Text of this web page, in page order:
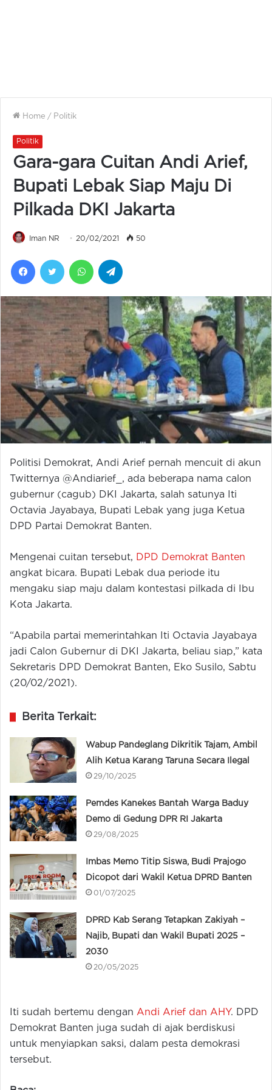
Home / Politik
Politik
Gara-gara Cuitan Andi Arief,
Bupati Lebak Siap Maju Di
Pilkada DKI Jakarta
Iman NR 20/02/2021 50
FacebookTwitter WhatsApp
Politisi Demokrat, Andi Arief pernah mencuit di akun
Twitternya @Andiarief_, ada beberapa nama calon
gubernur (cagub) DKI Jakarta, salah satunya Iti
Octavia Jayabaya, Bupati Lebak yang juga Ketua
DPD Partai Demokrat Banten.
Mengenai cuitan tersebut, DPD Demokrat Banten
angkat bicara. Bupati Lebak dua periode itu
mengaku siap maju dalam kontestasi pilkada di Ibu
Kota Jakarta.
“Apabila partai memerintahkan Iti Octavia Jayabaya
jadi Calon Gubernur di DKI Jakarta, beliau siap,” kata
Sekretaris DPD Demokrat Banten, Eko Susilo, Sabtu
(20/02/2021).
Berita Terkait:
Wabup Pandeglang Dikritik Tajam, Ambil
Alih Ketua Karang Taruna Secara Ilegal
29/10/2025
Pemdes Kanekes Bantah Warga Baduy
Demo di Gedung DPR RI Jakarta
29/08/2025
Imbas Memo Titip Siswa, Budi Prajogo
Dicopot dari Wakil Ketua DPRD Banten
01/07/2025
DPRD Kab Serang Tetapkan Zakiyah –
Najib, Bupati dan Wakil Bupati 2025 –
2030
20/05/2025
Iti sudah bertemu dengan Andi Arief dan AHY. DPD
Demokrat Banten juga sudah di ajak berdiskusi
untuk menyiapkan saksi, dalam pesta demokrasi
tersebut.